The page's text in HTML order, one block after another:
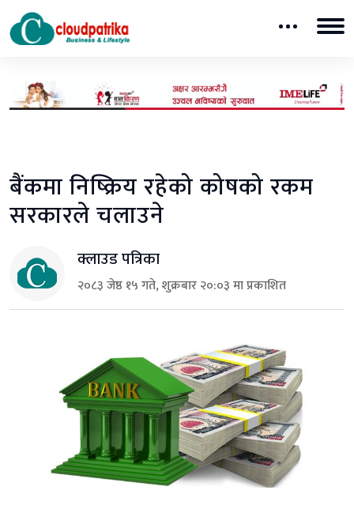
बैंकमा निष्क्रिय रहेको कोषको रकम
सरकारले चलाउने
क्लाउड पत्रिका
२०८३ जेष्ठ १५ गते, शुक्रबार २०:०३ मा प्रकाशित